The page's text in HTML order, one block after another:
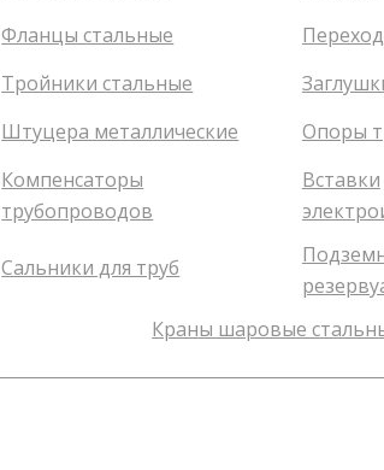
Фланцы стальные
Тройники стальные
Штуцера металлические
Опоры
Компенсаторы
трубопроводов
Вставки
Сальники для труб
Краны шаровые